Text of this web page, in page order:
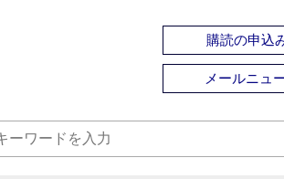
購読の申込
メールニュ